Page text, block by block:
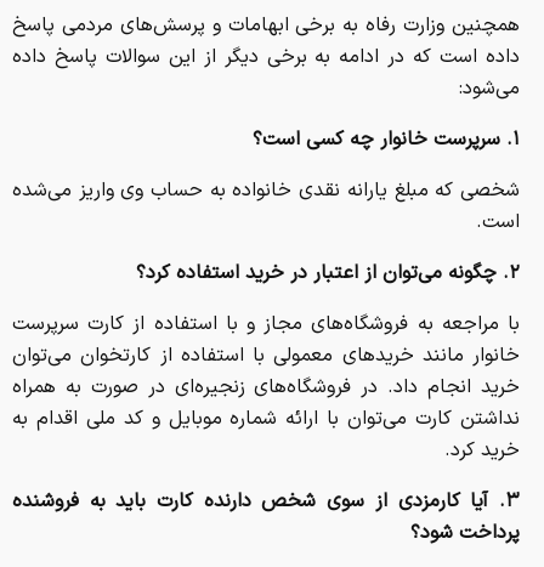
همچنین وزارت رفاه به برخی ابهامات و پرسش‌های مردمی پاسخ
داده است که در ادامه به برخی دیگر از این سوالات پاسخ داده
می‌شود:
۱. سرپرست خانوار چه کسی است؟
شخصی که مبلغ یارانه نقدی خانواده به حساب وی واریز می‌شده
است.
۲. چگونه می‌توان از اعتبار در خرید استفاده کرد؟
با مراجعه به فروشگاه‌های مجاز و با استفاده از کارت سرپرست
خانوار مانند خریدهای معمولی با استفاده از کارتخوانمی‌توان
خرید انجام داد. در فروشگاه‌های زنجیره‌ای در صورت به همراه
نداشتن کارت می‌توان با ارائه شماره موبایل و کد ملی اقدام به
خرید کرد.
۳. آیا کارمزدی از سوی شخص دارنده کارت باید به فروشنده
پرداخت شود؟